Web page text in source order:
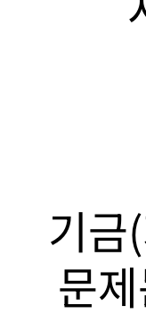
기금
문